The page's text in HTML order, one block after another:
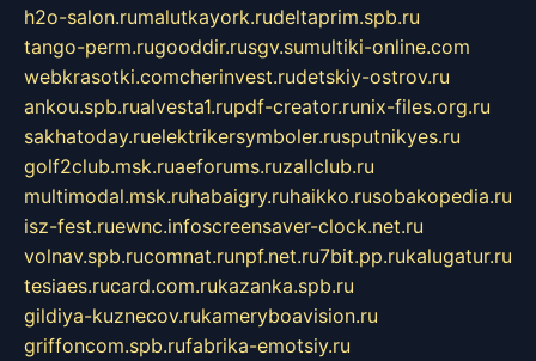
h2o-salon.rumalutkayork.rudeltaprim.spb.ru
tango-perm.rugooddir.rusgv.sumultiki-online.com
webkrasotki.comcherinvest.rudetskiy-ostrov.ru
ankou.spb.rualvesta1.rupdf-creator.runix-files.org.ru
sakhatoday.ruelektrikersymboler.rusputnikyes.ru
golf2club.msk.ruaeforums.ruzallclub.ru
multimodal.msk.ruhabaigry.ruhaikko.rusobakopedia.ru
isz-fest.ruewnc.infoscreensaver-clock.net.ru
volnav.spb.rucomnat.runpf.net.ru7bit.pp.rukalugatur.ru
tesiaes.rucard.com.rukazanka.spb.ru
gildiya-kuznecov.rukameryboavision.ru
griffoncom.spb.rufabrika-emotsiy.ru